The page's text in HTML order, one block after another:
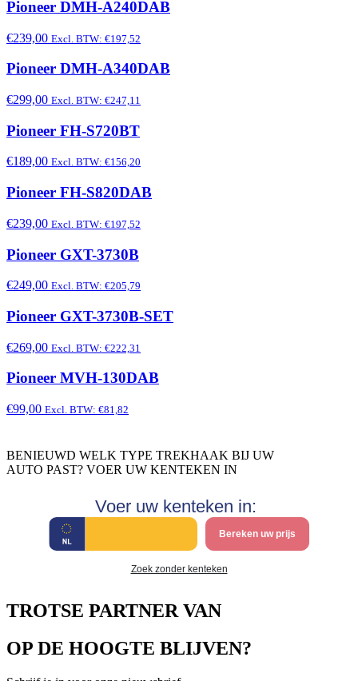
Pioneer DMH-A240DAB
€239,00 Excl. BTW: €197,52
Pioneer DMH-A340DAB
€299,00 Excl. BTW: €247,11
Pioneer FH-S720BT
€189,00 Excl. BTW: €156,20
Pioneer FH-S820DAB
€239,00 Excl. BTW: €197,52
Pioneer GXT-3730B
€249,00 Excl. BTW: €205,79
Pioneer GXT-3730B-SET
€269,00 Excl. BTW: €222,31
Pioneer MVH-130DAB
€99,00 Excl. BTW: €81,82
BENIEUWD WELK TYPE TREKHAAK BIJ UW
AUTO PAST? VOER UW KENTEKEN IN
Voer uw kenteken in:
Bereken uw prijs
Zoek zonder kenteken
TROTSE PARTNER VAN
OP DE HOOGTE BLIJVEN?